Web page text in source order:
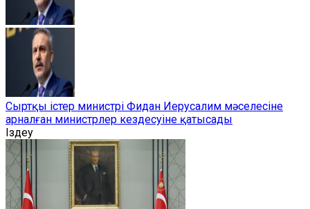
Сыртқы істер министрі Фидан Иерусалим мәселесіне
арналған министрлер кездесуіне қатысады
Іздеу